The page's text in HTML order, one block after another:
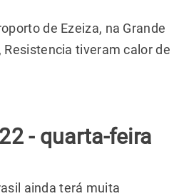
de Ezeiza, na Grande
Resistencia tiveram calor de
- quarta-feira
ainda terá muita